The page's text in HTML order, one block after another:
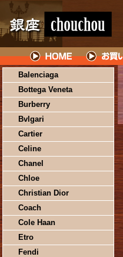
Balenciaga
Bottega Veneta
Burberry
Bvlgari
Cartier
Celine
Chanel
Chloe
Christian Dior
Coach
Cole Haan
Etro
Fendi